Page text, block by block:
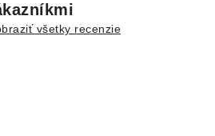
všetky recenzie